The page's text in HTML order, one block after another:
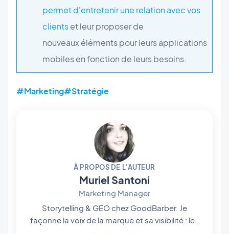
permet d'entretenir une relation avec vos
clientset leur proposer de
nouveaux éléments pour leurs applications
mobiles en fonction de leurs besoins.
#Marketing#Stratégie
À PROPOS DE L'AUTEUR
Muriel Santoni
Marketing Manager
Storytelling & GEO chez GoodBarber. Je
façonne la voix de la marque et sa visibilité : les